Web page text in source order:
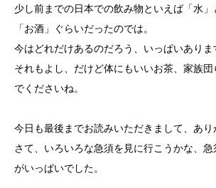
少し前までの日本での飲み物といえば「水
「お酒」ぐらいだったのでは。
今はどれだけあるのだろう、いっぱいありま
それもよし、だけど体にもいいお茶、家族
でくださいね。
今日も最後までお読みいただきまして、あり
さて、いろいろな急須を見に行こうかな、急
がいっぱいでした。